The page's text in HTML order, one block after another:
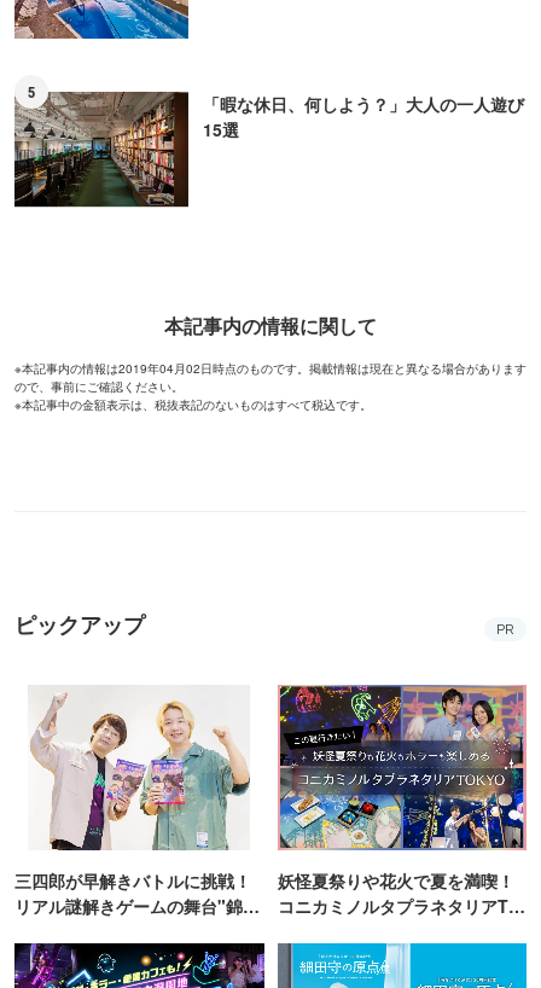
5
「暇な休日、何しよう？」大人の一人遊び
15選
本記事内の情報に関して
※本記事内の情報は2019年04月02日時点のものです。掲載情報は現在と異なる場合があります
ので、事前にご確認ください。
※本記事中の金額表示は、税抜表記のないものはすべて税込です。
ピックアップ PR
三四郎が早解きバトルに挑戦！
リアル謎解きゲームの舞台"錦糸
妖怪夏祭りや花火で夏を満喫！
コニカミノルタプラネタリアTO